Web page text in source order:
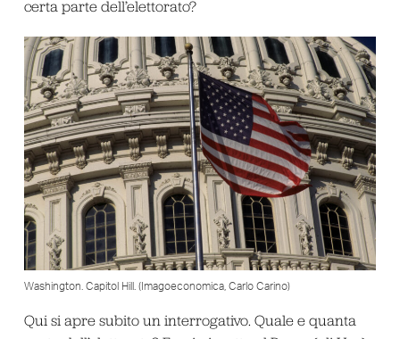
certa parte dell’elettorato?
Washington. Capitol Hill. (Imagoeconomica, Carlo Carino)
Qui si apre subito un interrogativo. Quale e quanta